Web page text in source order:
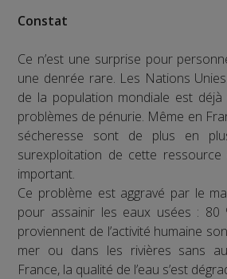
Constat
Ce n’est une surprise pour
une denrée rare. Les Nations
de la population mondiale est
problèmes de pénurie. Même en
sécheresse sont de plus en
surexploitation de cette
important.
Ce problème est aggravé par le
pour assainir les eaux usées :
proviennent de l’activité humaine
mer ou dans les rivières sans
France, la qualité de l’eau s’est